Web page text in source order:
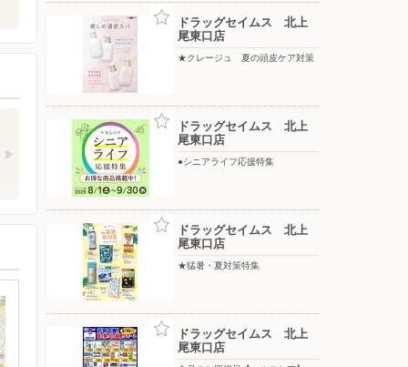
ドラッグセイムス 北上
尾東口店
★クレージュ 夏の頭皮ケア対策
ドラッグセイムス 北上
尾東口店
●シニアライフ応援特集
ドラッグセイムス 北上
尾東口店
★猛暑・夏対策特集
ドラッグセイムス 北上
尾東口店